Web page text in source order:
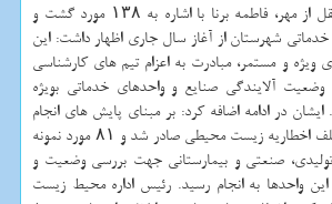
به گزارش نت واش به نقل از مهر، فاطمه برنا با اشاره به ۱۳۸ مورد گشت و
شهرستان از آغاز سال جاری اظهار داشت: این
ویژه و مستمر، مبادرت به اعزام تیم های کارشناسی
آلایندگی صنایع و واحدهای خدماتی بویژه
در ادامه اضافه کرد: بر مبنای پایش های انجام
شده برای ۳۲ واحد متخلف اخطاریه زیست محیطی صادر شد و ۸۱ مورد نمونه
صنعتی و بیمارستانی جهت بررسی وضعیت و
واحدها به انجام رسید. رئیس اداره محیط زیست